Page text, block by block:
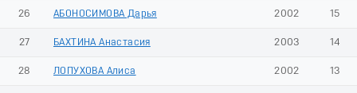
26 АБОНОСИМОВА Дарья 2002 15
27 БАХТИНА Анастасия 2003 14
28 ЛОПУХОВА Алиса 2002 13